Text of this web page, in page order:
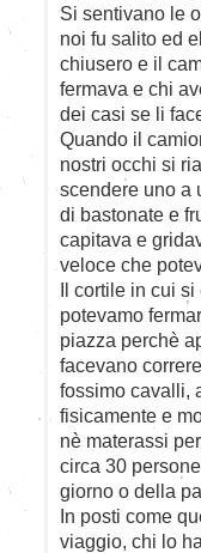
Si sentivano le
noi fu salito ed
chiusero e il
fermava e chi
dei casi se li
Quando il
nostri occhi si
scendere uno a
di bastonate e
capitava e
veloce che
Il cortile in cui
potevamo
piazza perchè
facevano
fossimo cavalli,
fisicamente e
nè materassi
circa 30
giorno o della
In posti come
viaggio, chi lo